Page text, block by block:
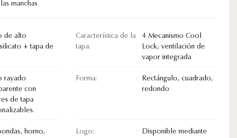
manchas
de alto
+ tapa de
Característica de la
tapa:
4 Mecanismo Cool
Lock, ventilación de
vapor integrada
rayado
con
de tapa
Forma:
Rectángulo, cuadrado,
redondo
horno,
Logo:
Disponible mediante